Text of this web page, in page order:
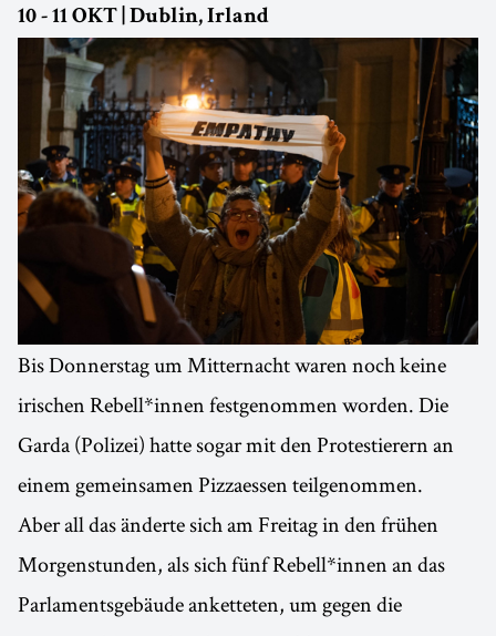
10 - 11 OKT | Dublin, Irland
Bis Donnerstag um Mitternacht waren noch keine
irischen Rebell*innen festgenommen worden. Die
Garda (Polizei) hatte sogar mit den Protestierern an
einem gemeinsamen Pizzaessen teilgenommen.
Aber all das änderte sich am Freitag in den frühen
Morgenstunden, als sich fünf Rebell*innen an das
Parlamentsgebäude anketteten, um gegen die